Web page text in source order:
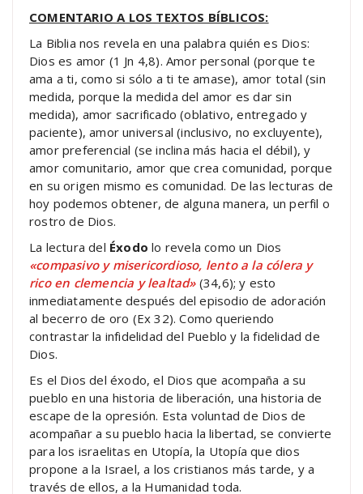
COMENTARIO A LOS TEXTOS BÍBLICOS:
La Biblia nos revela en una palabra quién es Dios:
Dios es amor (1 Jn 4,8). Amor personal (porque te
ama a ti, como si sólo a ti te amase), amor total (sin
medida, porque la medida del amor es dar sin
medida), amor sacrificado (oblativo, entregado y
paciente), amor universal (inclusivo, no excluyente),
amor preferencial (se inclina más hacia el débil), y
amor comunitario, amor que crea comunidad, porque
en su origen mismo es comunidad. De las lecturas de
hoy podemos obtener, de alguna manera, un perfil o
rostro de Dios.
La lectura del Éxodo lo revela como un Dios
«compasivo y misericordioso, lento a la cólera y
rico en clemencia y lealtad» (34,6); y esto
inmediatamente después del episodio de adoración
al becerro de oro (Ex 32). Como queriendo
contrastar la infidelidad del Pueblo y la fidelidad de
Dios.
Es el Dios del éxodo, el Dios que acompaña a su
pueblo en una historia de liberación, una historia de
escape de la opresión. Esta voluntad de Dios de
acompañar a su pueblo hacia la libertad, se convierte
para los israelitas en Utopía, la Utopía que dios
propone a la Israel, a los cristianos más tarde, y a
través de ellos, a la Humanidad toda.